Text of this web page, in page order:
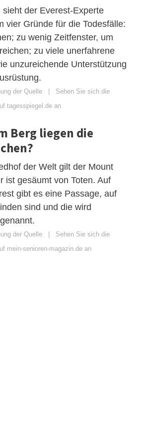
sieht der Everest-Experte
vier Gründe für die Todesfälle:
zu wenig Zeitfenster, um
zu viele unerfahrene
unzureichende Unterstützung
der Quelle | Sehen Sie sich die
tagesspiegel.de an
Berg liegen die
der Welt gilt der Mount
ist gesäumt von Toten. Auf
gibt es eine Passage, auf
sind und die wird
der Quelle | Sehen Sie sich die
mein-senioren-magazin.de an